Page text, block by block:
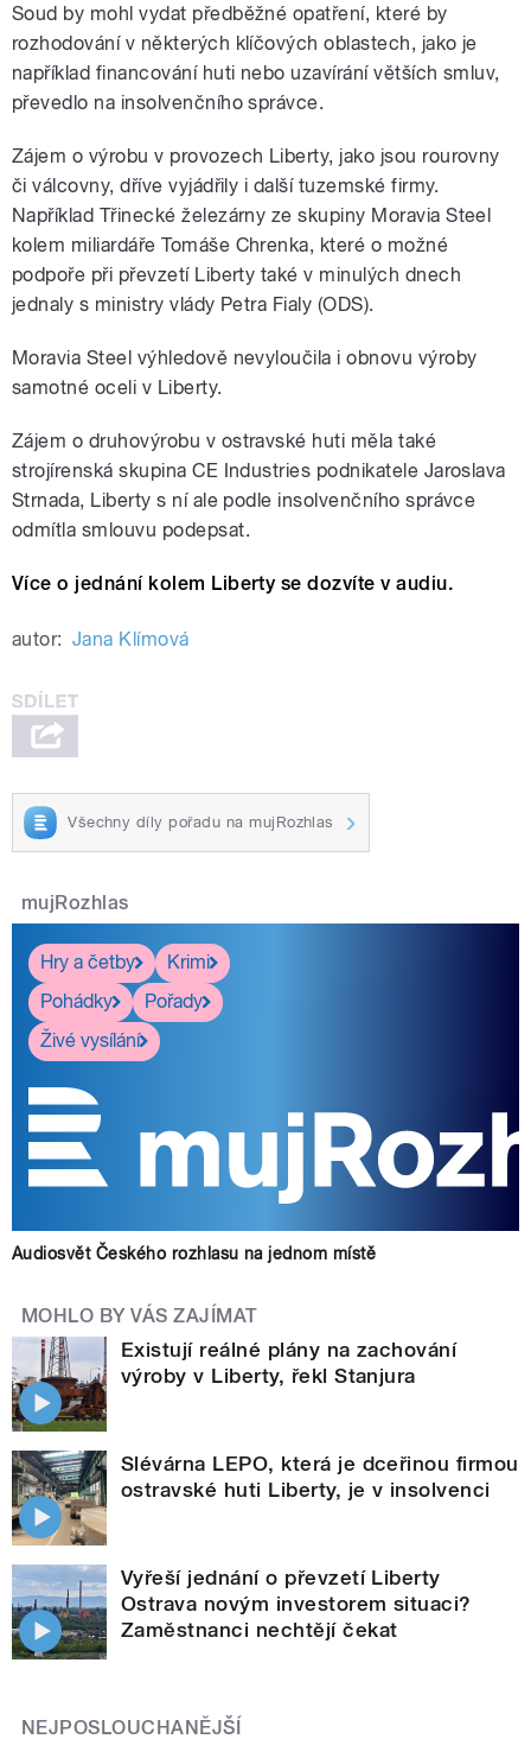
Soud by mohl vydat předběžné opatření, které by
rozhodování v některých klíčových oblastech, jako je
například financování huti nebo uzavírání větších smluv,
převedlo na insolvenčního správce.
Zájem o výrobu v provozech Liberty, jako jsou rourovny
či válcovny, dříve vyjádřily i další tuzemské firmy.
Například Třinecké železárny ze skupiny Moravia Steel
kolem miliardáře Tomáše Chrenka, které o možné
podpoře při převzetí Liberty také v minulých dnech
jednaly s ministry vlády Petra Fialy (ODS).
Moravia Steel výhledově nevyloučila i obnovu výroby
samotné oceli v Liberty.
Zájem o druhovýrobu v ostravské huti měla také
strojírenská skupina CE Industries podnikatele Jaroslava
Strnada, Liberty s ní ale podle insolvenčního správce
odmítla smlouvu podepsat.
Více o jednání kolem Liberty se dozvíte v audiu.
autor: Jana Klímová
Všechny díly pořadu na mujRozhlas
mujRozhlas
Hry a četby
Krimi
Pohádky
Pořady
Živé vysílání
Audiosvět Českého rozhlasu na jednom místě
MOHLO BY VÁS ZAJÍMAT
Existují reálné plány na zachování
výroby v Liberty, řekl Stanjura
Slévárna LEPO, která je dceřinou firmou
ostravské huti Liberty, je v insolvenci
Vyřeší jednání o převzetí Liberty
Ostrava novým investorem situaci?
Zaměstnanci nechtějí čekat
NEJPOSLOUCHANĚJŠÍ